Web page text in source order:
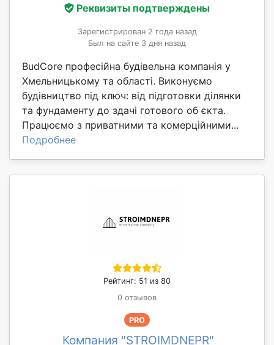
Реквизиты подтверждены
Зарегистрирован 2 года назад
Был на сайте 3 дня назад
BudCore професійна будівельна компанія у
Хмельницькому та області. Виконуємо
будівництво під ключ: від підготовки ділянки
та фундаменту до здачі готового об єкта.
Працюємо з приватними та комерційними...
Подробнее
Рейтинг: 51 из 80
0 отзывов
PRO
Компания "STROIMDNEPR"